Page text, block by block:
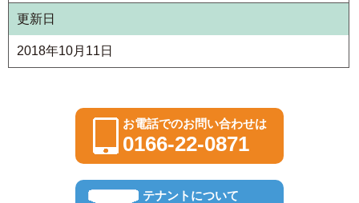
更新日
2018年10月11日
お電話でのお問い合わせは
0166-22-0871
テナントについて